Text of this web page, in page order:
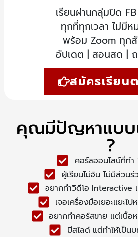
เรียนผ่านกลุ่มปิด
ทุกที่ทุกเวลา ไม่มีห
พร้อม Zoom ทุก
อัปเดต | สอนสด |
สมัครเรียน
คุณมีปัญหาแบบ
?
คอร์สออนไลน์ที่ทำ
ผู้เรียนไม่อิน ไม่มีส่วน
อยากทำวิดีโอ Interactive
เจอเครื่องมือเยอะแยะไป
อยากทำคอร์สขาย แต่เนื้อ
มีสไลด์ แต่ทำให้เป็นบ